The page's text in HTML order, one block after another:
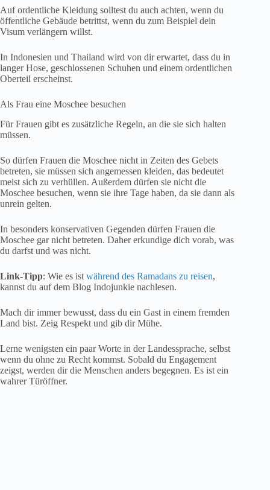
Auf ordentliche Kleidung solltest du auch achten, wenn du
öffentliche Gebäude betrittst, wenn du zum Beispiel dein
Visum verlängern willst.
In Indonesien und Thailand wird von dir erwartet, dass du in
langer Hose, geschlossenen Schuhen und einem ordentlichen
Oberteil erscheinst.
Als Frau eine Moschee besuchen
Für Frauen gibt es zusätzliche Regeln, an die sie sich halten
müssen.
So dürfen Frauen die Moschee nicht in Zeiten des Gebets
betreten, sie müssen sich angemessen kleiden, das bedeutet
meist sich zu verhüllen. Außerdem dürfen sie nicht die
Moschee besuchen, wenn sie ihre Tage haben, da sie dann als
unrein gelten.
In besonders konservativen Gegenden dürfen Frauen die
Moschee gar nicht betreten. Daher erkundige dich vorab, was
du darfst und was nicht.
Link-Tipp: Wie es ist während des Ramadans zu reisen,
kannst du auf dem Blog Indojunkie nachlesen.
Mach dir immer bewusst, dass du ein Gast in einem fremden
Land bist. Zeig Respekt und gib dir Mühe.
Lerne wenigsten ein paar Worte in der Landessprache, selbst
wenn du ohne zu Recht kommst. Sobald du Engagement
zeigst, werden dir die Menschen anders begegnen. Es ist ein
wahrer Türöffner.